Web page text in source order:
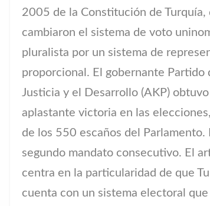
2005 de la Constitución de Turquía,
cambiaron el sistema de voto
pluralista por un sistema de
proporcional. El gobernante Partido
Justicia y el Desarrollo (AKP)
aplastante victoria en las
de los 550 escaños del Parlamento.
segundo mandato consecutivo. El
centra en la particularidad de que
cuenta con un sistema electoral